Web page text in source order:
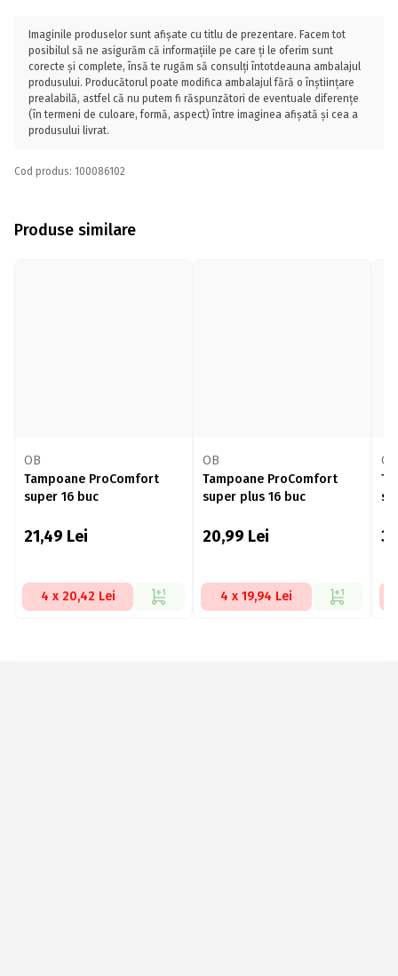
Imaginile produselor sunt afișate cu titlu de prezentare. Facem tot
posibilul să ne asigurăm că informațiile pe care ți le oferim sunt
corecte și complete, însă te rugăm să consulți întotdeauna ambalajul
produsului. Producătorul poate modifica ambalajul fără o înștiințare
prealabilă, astfel că nu putem fi răspunzători de eventuale diferențe
(în termeni de culoare, formă, aspect) între imaginea afișată și cea a
produsului livrat.
Cod produs: 100086102
Produse similare
OB
Tampoane ProComfort
super 16 buc
21,49 Lei
4 x 20,42 Lei
OB
Tampoane ProComfort
super plus 16 buc
20,99 Lei
4 x 19,94 Lei
OB